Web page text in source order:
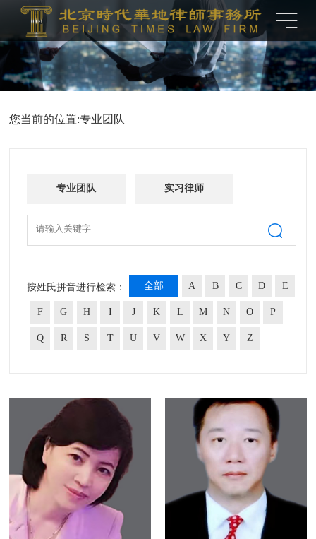
您当前的位置:专业团队
专业团队 实习律师
按姓氏拼音进行检索： 全部 A B C D E
F G H I J K L M N O P
Q R S T U V W X Y Z